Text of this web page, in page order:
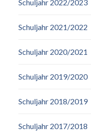
Schuljahr 2022/2023
Schuljahr 2021/2022
Schuljahr 2020/2021
Schuljahr 2019/2020
Schuljahr 2018/2019
Schuljahr 2017/2018